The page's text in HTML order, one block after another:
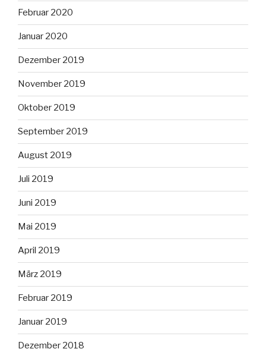
Februar 2020
Januar 2020
Dezember 2019
November 2019
Oktober 2019
September 2019
August 2019
Juli 2019
Juni 2019
Mai 2019
April 2019
März 2019
Februar 2019
Januar 2019
Dezember 2018